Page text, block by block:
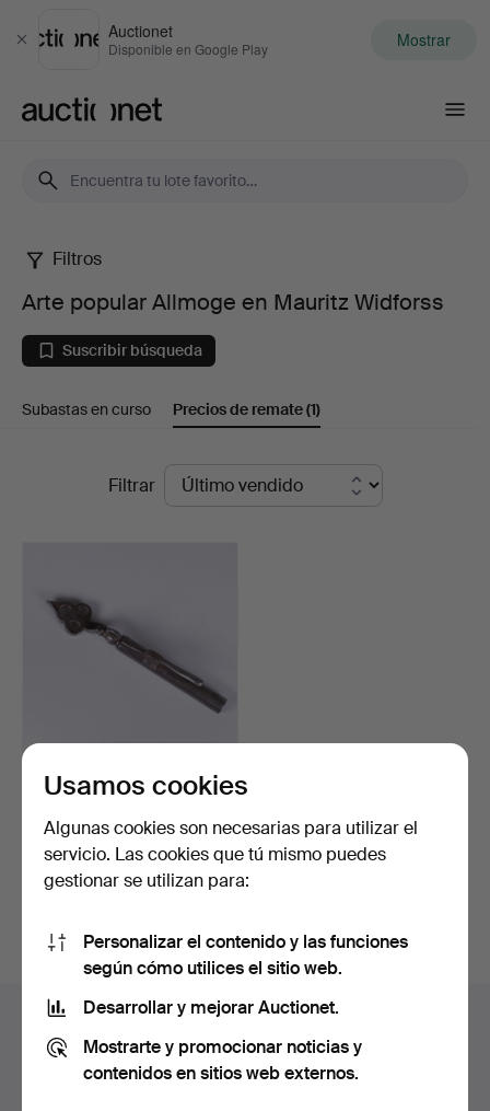
Cerrar
Auctionet
Disponible en Google Play Mostrar
Arte
popular
Allmoge
en
Mauritz
Filtros
Arte popular Allmoge en Mauritz Widforss
Suscribir búsqueda
Subastas en curso Precios de remate(1)
Filtrar
Llave de llave de rueda,
Subastado 6 jun 2026
16 pujas
581 USD
Suscribir búsqueda
Archivo de subastas
Estás buscando en el archivo de subastas concluidas.
Usamos cookies
Algunas cookies son necesarias para utilizar el
servicio. Las cookies que tú mismo puedes
gestionar se utilizan para:
Personalizar el contenido y las funciones
según cómo utilices el sitio web.
Desarrollar y mejorar Auctionet.
Mostrarte y promocionar noticias y
contenidos en sitios web externos.